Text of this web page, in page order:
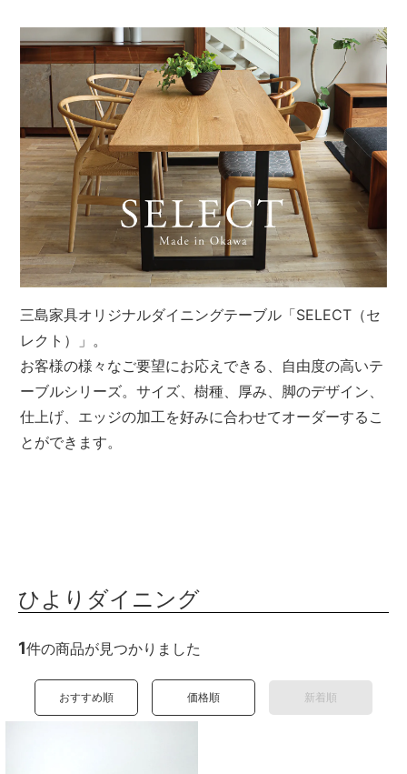
三島家具オリジナルダイニングテーブル「SELECT（セ
レクト）」。
お客様の様々なご要望にお応えできる、自由度の高いテ
ーブルシリーズ。サイズ、樹種、厚み、脚のデザイン、
仕上げ、エッジの加工を好みに合わせてオーダーするこ
とができます。
ひよりダイニング
1件の商品が見つかりました
おすすめ順 価格順 新着順